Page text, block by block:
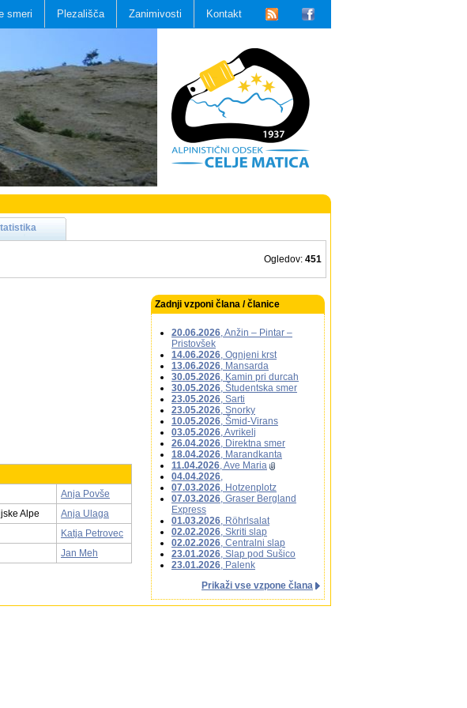
smeri Plezališča Zanimivosti Kontakt
Ogledov: 451
Anja Povše
Alpe
Anja Ulaga
Katja Petrovec
Jan Meh
Zadnji vzponi člana / članice
20.06.2026, Anžin – Pintar –
Pristovšek
14.06.2026, Ognjeni krst
13.06.2026, Mansarda
30.05.2026, Kamin pri durcah
30.05.2026, Študentska smer
23.05.2026, Sarti
23.05.2026, Snorky
10.05.2026, Šmid-Virans
03.05.2026, Avrikelj
26.04.2026, Direktna smer
18.04.2026, Marandkanta
11.04.2026, Ave Maria
04.04.2026,
07.03.2026, Hotzenplotz
07.03.2026, Graser Bergland
Express
01.03.2026, Röhrlsalat
02.02.2026, Skriti slap
02.02.2026, Centralni slap
23.01.2026, Slap pod Sušico
23.01.2026, Palenk
Prikaži vse vzpone člana